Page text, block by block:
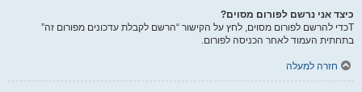
כיצד אני נרשם לפורום מסוים?
Tכדי להרשם לפורום מסוים, לחץ על הקישור “הרשם לקבלת עדכונים מפורום זה”
בתחתית העמוד לאחר הכניסה לפורום.
חזרה למעלה